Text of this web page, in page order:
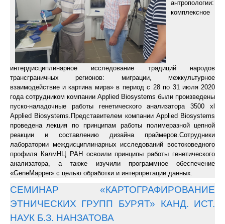
антропологии:
комплексное
интердисциплинарное исследование традиций народов
трансграничных регионов: миграции, межкультурное
взаимодействие и картина мира» в период с 28 по 31 июля 2020
года сотрудником компании Applied Biosystems были произведены
пуско-наладочные работы генетического анализатора 3500 xl
Applied Biosystems.Представителем компании Applied Biosystems
проведена лекция по принципам работы полимеразной цепной
реакции и составлению дизайна праймеров.Сотрудники
лаборатории междисциплинарных исследований востоковедного
профиля КалмНЦ РАН освоили принципы работы генетического
анализатора, а также изучили программное обеспечение
«GeneMapper» с целью обработки и интерпретации данных.
СЕМИНАР «КАРТОГРАФИРОВАНИЕ
ЭТНИЧЕСКИХ ГРУПП БУРЯТ» КАНД. ИСТ.
НАУК Б.З. НАНЗАТОВА